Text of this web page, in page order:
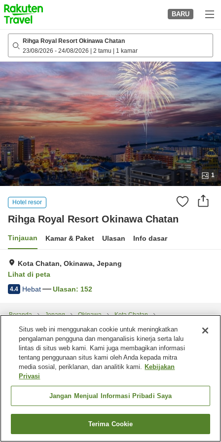
to
top
page
BARU
Rihga Royal Resort Okinawa Chatan
23/08/2026 - 24/08/2026 2 tamu 1 kamar
1
Hotel resor
Rihga Royal Resort Okinawa Chatan
Tinjauan Kamar & Paket Ulasan Info dasar
Kota Chatan, Okinawa, Jepang
Lihat di peta
4.4 Hebat Ulasan: 152
Beranda Jepang Okinawa
Kota Chatan
Cari kamar
Situs web ini menggunakan cookie untuk meningkatkan
pengalaman pengguna dan menganalisis kinerja serta lalu
lintas di situs web kami. Kami juga membagikan informasi
tentang penggunaan situs kami oleh Anda kepada mitra
media sosial, periklanan, dan analitik kami. Kebijakan
Privasi
Jangan Menjual Informasi Pribadi Saya
Terima Cookie